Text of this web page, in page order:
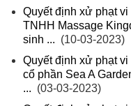
Quyết định xử phạt
TNHH Massage
sinh ... (10-03-2023)
Quyết định xử phạt
cổ phần Sea A
... (03-03-2023)